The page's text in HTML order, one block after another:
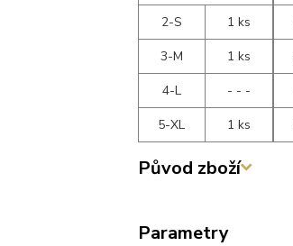
2-S
1 ks
3-M
1 ks
4-L
- - -
5-XL
1 ks
Původ zboží
Parametry